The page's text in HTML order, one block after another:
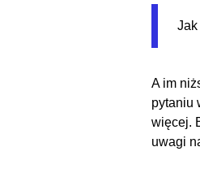
Jak
A im
pytaniu
więcej.
uwagi